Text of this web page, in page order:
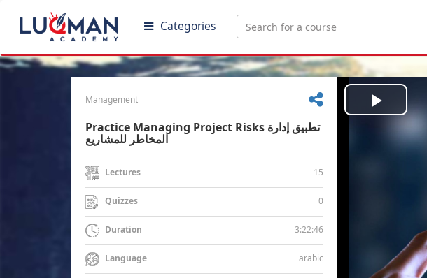
Categories
Management
Practice Managing Project Risks تطبيق إدارة
المخاطر للمشاريع
Lectures 15
Quizzes 0
Duration 3:22:46
Language arabic
Play
Video